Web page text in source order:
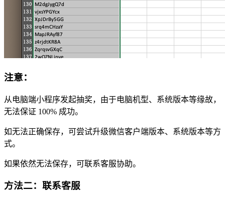
注意：
从电脑端小程序发起抽奖，由于电脑机型、系统版本等缘故，
无法保证 100% 成功。
如无法正确保存，可尝试升级微信客户端版本、系统版本等方
式。
如果依然无法保存，可联系客服协助。
方法二：联系客服